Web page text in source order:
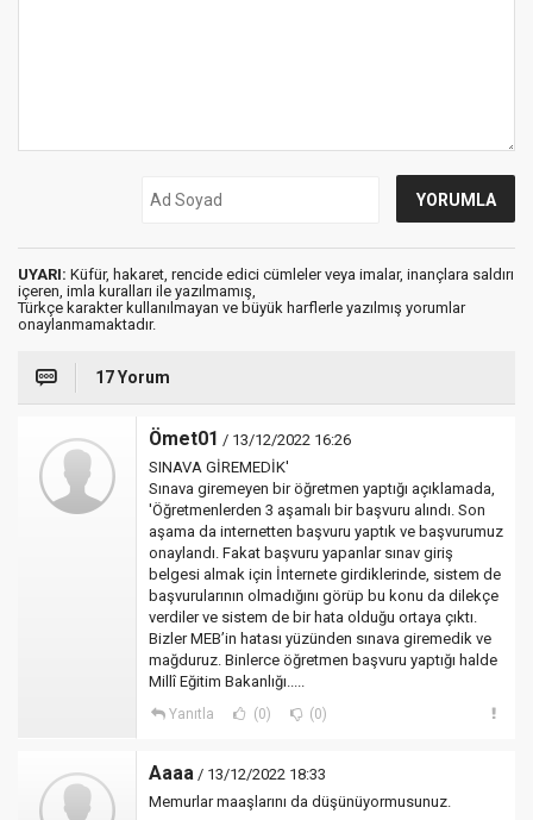
UYARI: Küfür, hakaret, rencide edici cümleler veya imalar, inançlara saldırı
içeren, imla kuralları ile yazılmamış,
Türkçe karakter kullanılmayan ve büyük harflerle yazılmış yorumlar
onaylanmamaktadır.
17 Yorum
Ömet01 / 13/12/2022 16:26
SINAVA GİREMEDİK'
Sınava giremeyen bir öğretmen yaptığı açıklamada,
'Öğretmenlerden 3 aşamalı bir başvuru alındı. Son
aşama da internetten başvuru yaptık ve başvurumuz
onaylandı. Fakat başvuru yapanlar sınav giriş
belgesi almak için İnternete girdiklerinde, sistem de
başvurularının olmadığını görüp bu konu da dilekçe
verdiler ve sistem de bir hata olduğu ortaya çıktı.
Bizler MEB’in hatası yüzünden sınava giremedik ve
mağduruz. Binlerce öğretmen başvuru yaptığı halde
Millî Eğitim Bakanlığı.....
Yanıtla (0) (0)
Aaaa / 13/12/2022 18:33
Memurlar maaşlarını da düşünüyormusunuz.